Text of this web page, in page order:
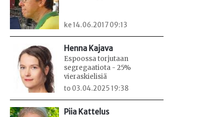
ke 14.06.2017 09:13
Henna Kajava
Espoossa torjutaan
segregaatiota - 25%
vieraskielisiä
to 03.04.2025 19:38
Piia Kattelus